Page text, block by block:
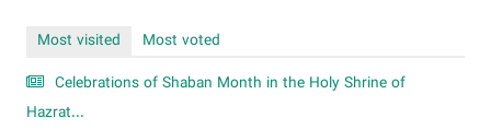
Most visited
Most voted
Celebrations of Shaban Month in the Holy Shrine of
Hazrat...